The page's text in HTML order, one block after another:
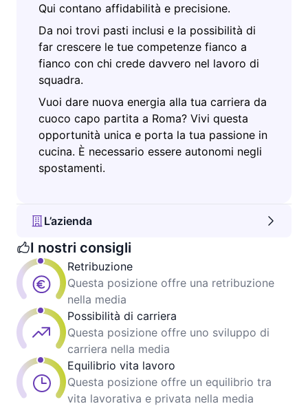
Qui contano affidabilità e precisione.
Da noi trovi pasti inclusi e la possibilità di
far crescere le tue competenze fianco a
fianco con chi crede davvero nel lavoro di
squadra.
Vuoi dare nuova energia alla tua carriera da
cuoco capo partita a Roma? Vivi questa
opportunità unica e porta la tua passione in
cucina. È necessario essere autonomi negli
spostamenti.
L’azienda
I nostri consigli
Retribuzione
Questa posizione offre una retribuzione
nella media
Possibilità di carriera
Questa posizione offre uno sviluppo di
carriera nella media
Equilibrio vita lavoro
Questa posizione offre un equilibrio tra
vita lavorativa e privata nella media